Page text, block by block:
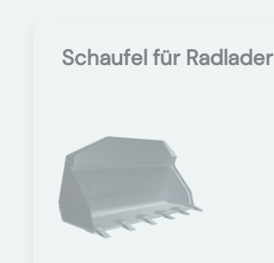
Schaufel für Radlader